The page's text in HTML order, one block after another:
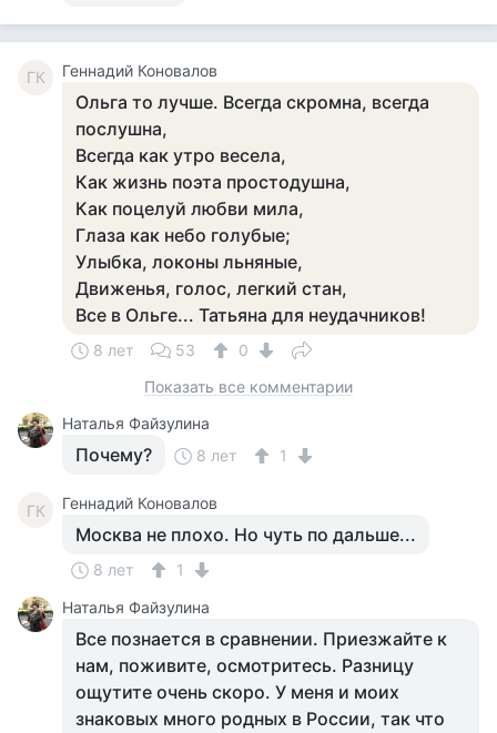
ГК Геннадий Коновалов
Ольга то лучше. Всегда скромна, всегда
послушна,
Всегда как утро весела,
Как жизнь поэта простодушна,
Как поцелуй любви мила,
Глаза как небо голубые;
Улыбка, локоны льняные,
Движенья, голос, легкий стан,
Все в Ольге... Татьяна для неудачников!
8 лет 53
0
Показать все комментарии
Наталья Файзулина
Почему? 8 лет 1
ГК Геннадий Коновалов
Москва не плохо. Но чуть по дальше...
8 лет
1
Наталья Файзулина
Все познается в сравнении. Приезжайте к
нам, поживите, осмотритесь. Разницу
ощутите очень скоро. У меня и моих
знаковых много родных в России, так что